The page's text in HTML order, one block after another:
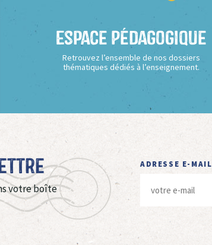
Espace Pédagogique
Retrouvez l’ensemble de nos dossiers
thématiques dédiés à l’enseignement.
votre boîte
ADRESSE E-MAIL